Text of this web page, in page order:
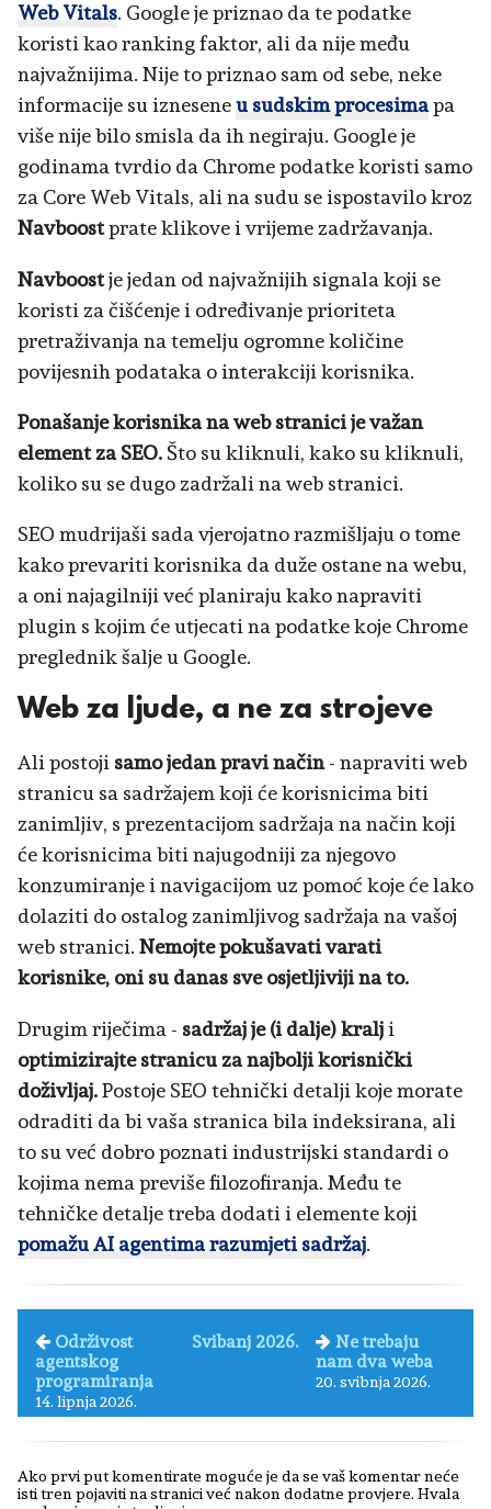
Web Vitals. Google je priznao da te podatke
koristi kao ranking faktor, ali da nije među
najvažnijima. Nije to priznao sam od sebe, neke
informacije su izneseneu sudskim procesimapa
više nije bilo smisla da ih negiraju. Google je
godinama tvrdio da Chrome podatke koristi samo
za Core Web Vitals, ali na sudu se ispostavilo kroz
Navboostprate klikove i vrijeme zadržavanja.
Navboostje jedan od najvažnijih signala koji se
koristi za čišćenje i određivanje prioriteta
pretraživanja na temelju ogromne količine
povijesnih podataka o interakciji korisnika.
Ponašanje korisnika na web stranici je važan
element za SEO. Što su kliknuli, kako su kliknuli,
koliko su se dugo zadržali na web stranici.
SEO mudrijaši sada vjerojatno razmišljaju o tome
kako prevariti korisnika da duže ostane na webu,
a oni najagilniji već planiraju kako napraviti
plugin s kojim će utjecati na podatke koje Chrome
preglednik šalje u Google.
Web za ljude, a ne za strojeve
Ali postoji samo jedan pravi način- napraviti web
stranicu sa sadržajem koji će korisnicima biti
zanimljiv, s prezentacijom sadržaja na način koji
će korisnicima biti najugodniji za njegovo
konzumiranje i navigacijom uz pomoć koje će lako
dolaziti do ostalog zanimljivog sadržaja na vašoj
web stranici. Nemojte pokušavati varati
korisnike, oni su danas sve osjetljiviji na to.
Drugim riječima - sadržaj je (i dalje) kralji
optimizirajte stranicu za najbolji korisnički
doživljaj.Postoje SEO tehnički detalji koje morate
odraditi da bi vaša stranica bila indeksirana, ali
to su već dobro poznati industrijski standardi o
kojima nema previše filozofiranja. Među te
tehničke detalje treba dodati i elemente koji
pomažu AI agentima razumjeti sadržaj.
Održivost
agentskog
programiranja
14. lipnja 2026.
Svibanj 2026.
Ne trebaju
nam dva weba
20. svibnja 2026.
Ako prvi put komentirate moguće je da se vaš komentar neće
isti tren pojaviti na stranici već nakon dodatne provjere. Hvala